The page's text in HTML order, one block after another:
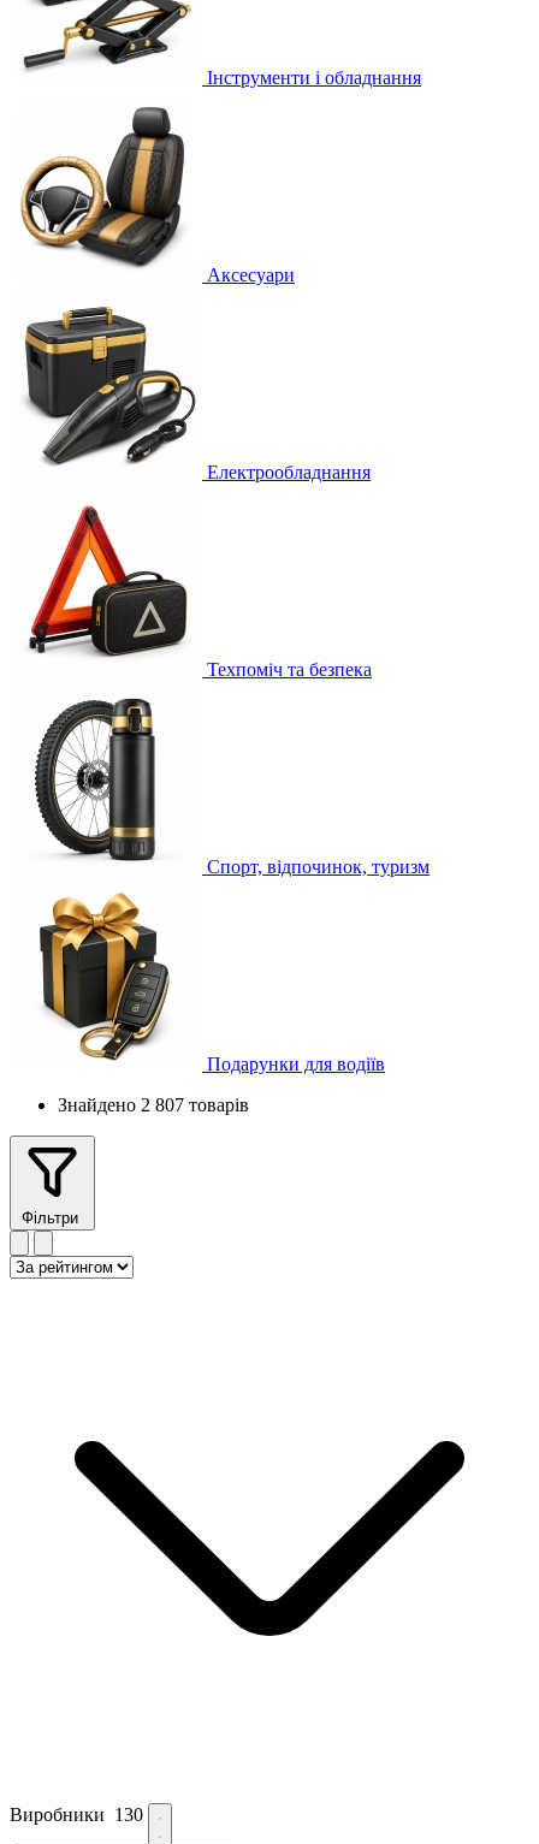
Інструменти і обладнання
Аксесуари
Електрообладнання
Техпоміч та безпека
Спорт, відпочинок, туризм
Подарунки для водіїв
Знайдено 2 807 товарів
Фільтри
Виробники 130